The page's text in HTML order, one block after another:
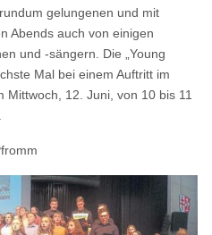
gelungenen und mit
Abends auch von einigen
und -sängern. Die „Young
Mal bei einem Auftritt im
Mittwoch, 12. Juni, von 10 bis 11